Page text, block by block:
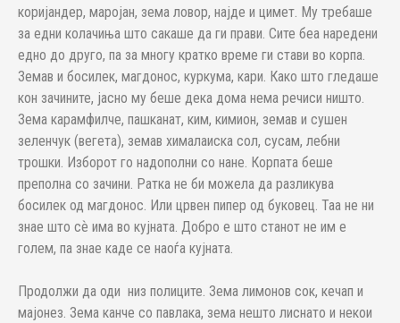
коријандер, маројан, зема ловор, најде и цимет. Му требаше
за едни колачиња што сакаше да ги прави. Сите беа наредени
едно до друго, па за многу кратко време ги стави во корпа.
Земав и босилек, магдонос, куркума, кари. Како што гледаше
кон зачините, јасно му беше дека дома нема речиси ништо.
Зема карамфилче, пашканат, ким, кимион, земав и сушен
зеленчук (вегета), земав хималаиска сол, сусам, лебни
трошки. Изборот го надополни со нане. Корпата беше
преполна со зачини. Ратка не би можела да разликува
босилек од магдонос. Или црвен пипер од буковец. Таа не ни
знае што сѐ има во кујната. Добро е што станот не им е
голем, па знае каде се наоѓа кујната.
Продолжи да оди низ полиците. Зема лимонов сок, кечап и
мајонез. Зема канче со павлака, зема нешто лиснато и некои